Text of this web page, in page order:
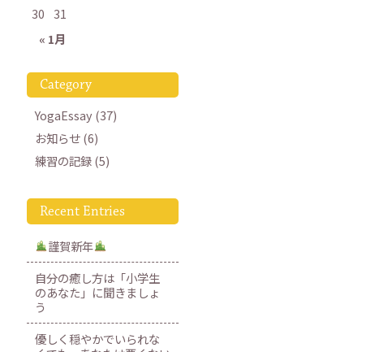
30 31
« 1月
Category
YogaEssay (37)
お知らせ (6)
練習の記録 (5)
Recent Entries
謹賀新年
自分の癒し方は「小学生
のあなた」に聞きましょ
う
優しく穏やかでいられな